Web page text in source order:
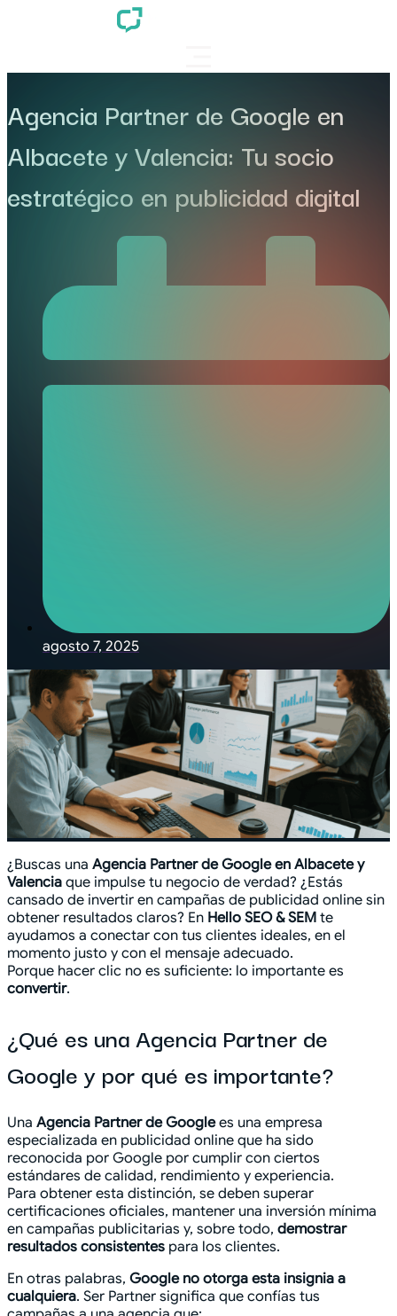
Agencia Partner de Google en
Albacete y Valencia: Tu socio
estratégico en publicidad digital
agosto 7, 2025
¿Buscas una Agencia Partner de Google en Albacete y
Valencia que impulse tu negocio de verdad? ¿Estás
cansado de invertir en campañas de publicidad online sin
obtener resultados claros? En Hello SEO & SEM te
ayudamos a conectar con tus clientes ideales, en el
momento justo y con el mensaje adecuado.
Porque hacer clic no es suficiente: lo importante es
convertir.
¿Qué es una Agencia Partner de
Google y por qué es importante?
Una Agencia Partner de Googlees una empresa
especializada en publicidad online que ha sido
reconocida por Google por cumplir con ciertos
estándares de calidad, rendimiento y experiencia.
Para obtener esta distinción, se deben superar
certificaciones oficiales, mantener una inversión mínima
en campañas publicitarias y, sobre todo, demostrar
resultados consistentes para los clientes.
En otras palabras, Google no otorga esta insignia a
cualquiera. Ser Partner significa que confías tus